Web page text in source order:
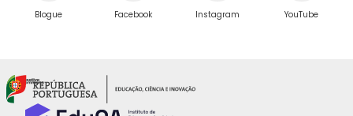
Blogue Facebook Instagram YouTube